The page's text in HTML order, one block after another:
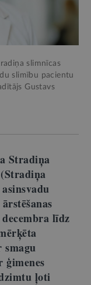
slimnīcas
slimību pacientu
Gustavs
Stradiņa
līdz
smagu
ļoti